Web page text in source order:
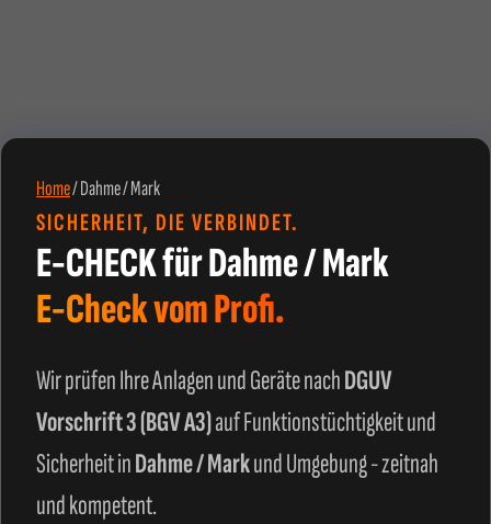
Home/Dahme / Mark
SICHERHEIT, DIE VERBINDET.
E-CHECK für Dahme / Mark
E-Check vom Profi.
Wir prüfen Ihre Anlagen und Geräte nachDGUV
Vorschrift 3 (BGV A3)auf Funktionstüchtigkeit und
Sicherheit inDahme / Markund Umgebung - zeitnah
und kompetent.